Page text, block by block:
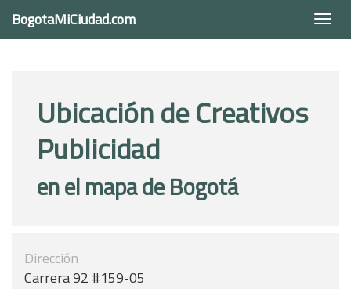
BogotaMiCiudad.com
Ubicación de Creativos
Publicidad
en el mapa de Bogotá
Dirección
Carrera 92 #159-05